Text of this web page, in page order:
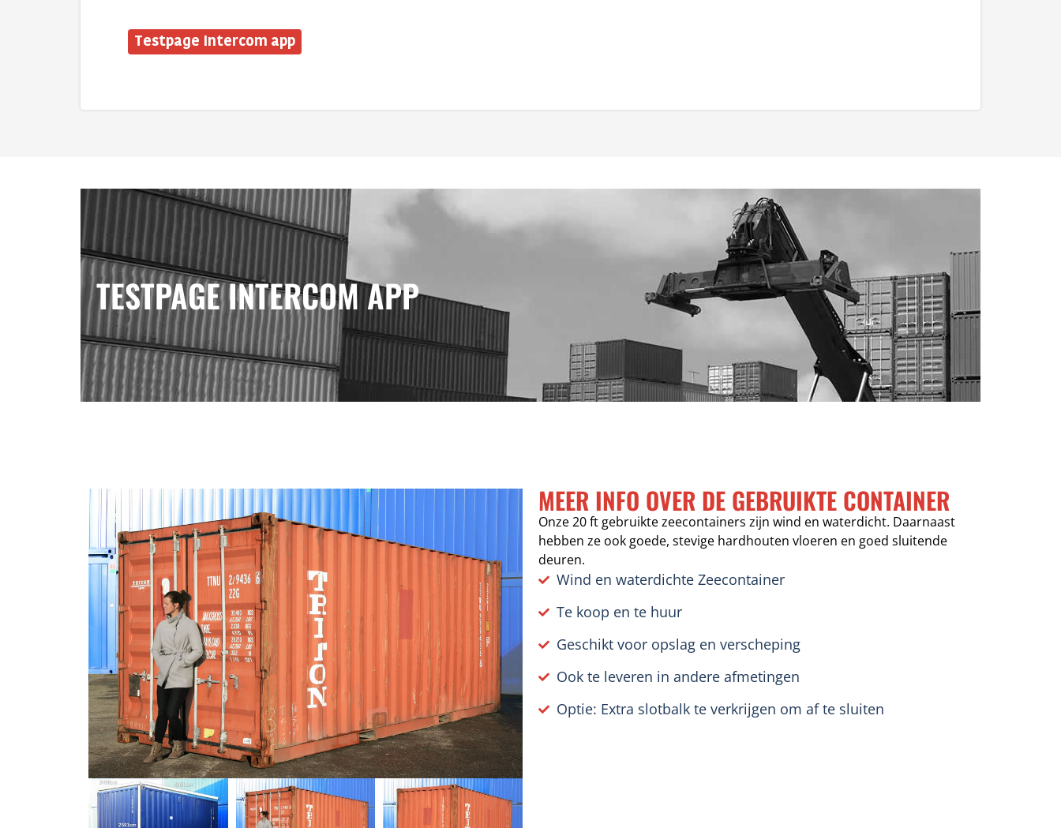
Testpage Intercom app
TESTPAGE INTERCOM APP
MEER INFO OVER DE GEBRUIKTE CONTAINER
Onze 20 ft gebruikte zeecontainers zijn wind en waterdicht. Daarnaast
hebben ze ook goede, stevige hardhouten vloeren en goed sluitende
deuren.
Wind en waterdichte Zeecontainer
Te koop en te huur
Geschikt voor opslag en verscheping
Ook te leveren in andere afmetingen
Optie: Extra slotbalk te verkrijgen om af te sluiten